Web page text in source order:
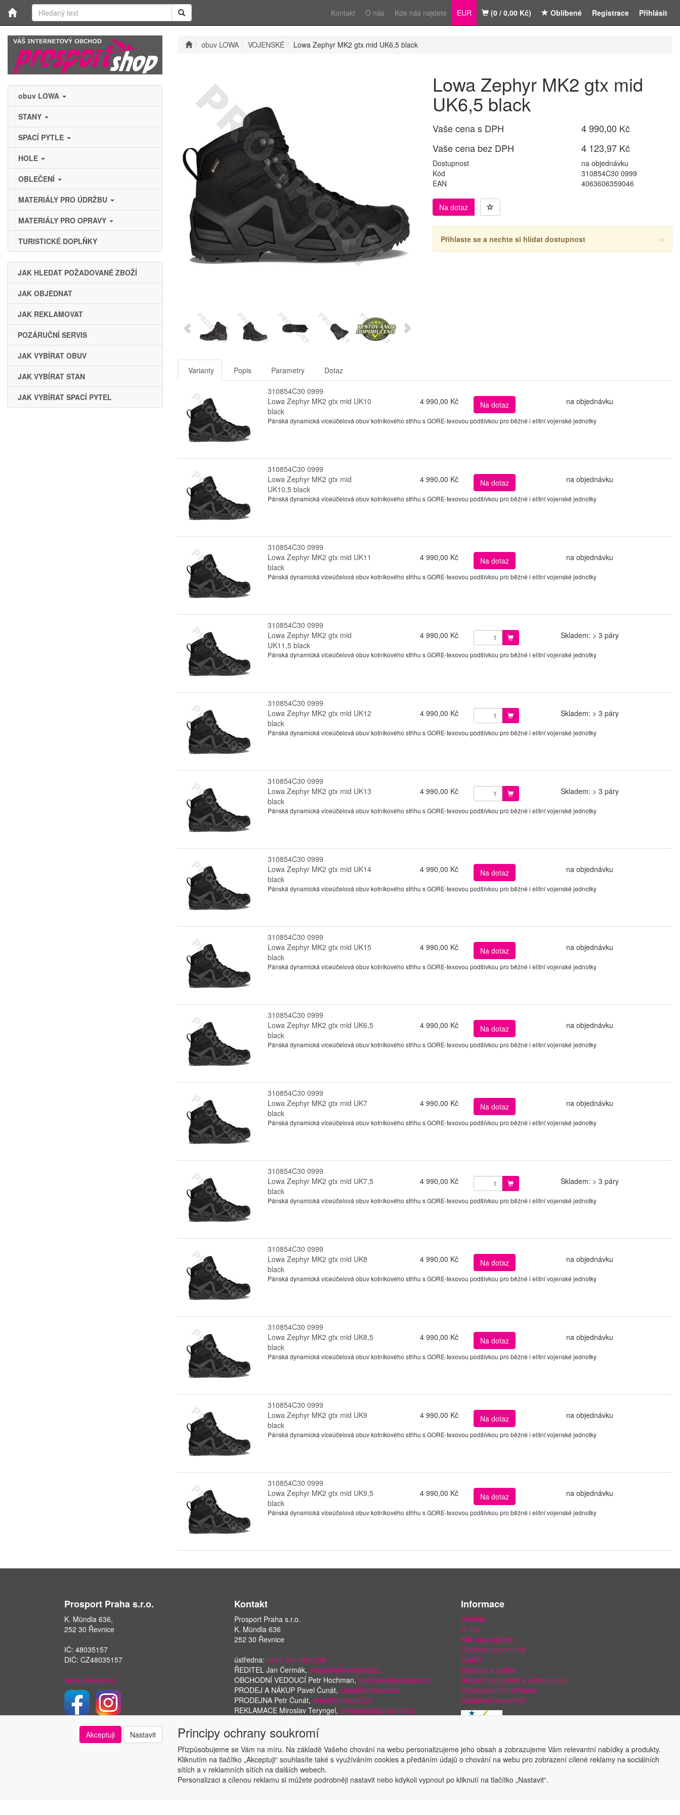
Registrace Přihlásit
Kontakt O nás Kde nás najdete EUR (0 / 0,00 Kč) Oblíbené
obuv LOWA
STANY
SPACÍ PYTLE
HOLE
OBLEČENÍ
MATERIÁLY PRO ÚDRŽBU
MATERIÁLY PRO OPRAVY
TURISTICKÉ DOPLŇKY
JAK HLEDAT POŽADOVANÉ ZBOŽÍ
JAK OBJEDNAT
JAK REKLAMOVAT
POZÁRUČNÍ SERVIS
JAK VYBÍRAT OBUV
JAK VYBÍRAT STAN
JAK VYBÍRAT SPACÍ PYTEL
obuv LOWA VOJENSKÉ Lowa Zephyr MK2 gtx mid UK6,5 black
Lowa Zephyr MK2 gtx mid
UK6,5 black
Vaše cena s DPH
4 990,00 Kč
Vaše cena bez DPH
4 123,97 Kč
Dostupnost
na objednávku
Kód
310854C30 0999
EAN
4063606359046
Na dotaz
×
Přihlaste se a nechte si hlídat dostupnost
Varianty Popis Parametry Dotaz
310854C30 0999
Lowa Zephyr MK2 gtx mid UK10
black
4 990,00 Kč Na dotaz na objednávku
Pánská dynamická víceúčelová obuv kotníkového střihu s GORE-texovou podšívkou pro běžné i elitní vojenské jednotky
310854C30 0999
Lowa Zephyr MK2 gtx mid
UK10,5 black
4 990,00 Kč Na dotaz na objednávku
Pánská dynamická víceúčelová obuv kotníkového střihu s GORE-texovou podšívkou pro běžné i elitní vojenské jednotky
310854C30 0999
Lowa Zephyr MK2 gtx mid UK11
black
4 990,00 Kč Na dotaz na objednávku
Pánská dynamická víceúčelová obuv kotníkového střihu s GORE-texovou podšívkou pro běžné i elitní vojenské jednotky
310854C30 0999
Lowa Zephyr MK2 gtx mid
UK11,5 black
4 990,00 Kč Skladem: > 3 páry
Pánská dynamická víceúčelová obuv kotníkového střihu s GORE-texovou podšívkou pro běžné i elitní vojenské jednotky
310854C30 0999
Lowa Zephyr MK2 gtx mid UK12
black
4 990,00 Kč Skladem: > 3 páry
Pánská dynamická víceúčelová obuv kotníkového střihu s GORE-texovou podšívkou pro běžné i elitní vojenské jednotky
310854C30 0999
Lowa Zephyr MK2 gtx mid UK13
black
4 990,00 Kč Skladem: > 3 páry
Pánská dynamická víceúčelová obuv kotníkového střihu s GORE-texovou podšívkou pro běžné i elitní vojenské jednotky
310854C30 0999
Lowa Zephyr MK2 gtx mid UK14
black
4 990,00 Kč Na dotaz na objednávku
Pánská dynamická víceúčelová obuv kotníkového střihu s GORE-texovou podšívkou pro běžné i elitní vojenské jednotky
310854C30 0999
Lowa Zephyr MK2 gtx mid UK15
black
4 990,00 Kč Na dotaz na objednávku
Pánská dynamická víceúčelová obuv kotníkového střihu s GORE-texovou podšívkou pro běžné i elitní vojenské jednotky
310854C30 0999
Lowa Zephyr MK2 gtx mid UK6,5
black
4 990,00 Kč Na dotaz na objednávku
Pánská dynamická víceúčelová obuv kotníkového střihu s GORE-texovou podšívkou pro běžné i elitní vojenské jednotky
310854C30 0999
Lowa Zephyr MK2 gtx mid UK7
black
4 990,00 Kč Na dotaz na objednávku
Pánská dynamická víceúčelová obuv kotníkového střihu s GORE-texovou podšívkou pro běžné i elitní vojenské jednotky
310854C30 0999
Lowa Zephyr MK2 gtx mid UK7,5
black
4 990,00 Kč Skladem: > 3 páry
Pánská dynamická víceúčelová obuv kotníkového střihu s GORE-texovou podšívkou pro běžné i elitní vojenské jednotky
310854C30 0999
Lowa Zephyr MK2 gtx mid UK8
black
4 990,00 Kč Na dotaz na objednávku
Pánská dynamická víceúčelová obuv kotníkového střihu s GORE-texovou podšívkou pro běžné i elitní vojenské jednotky
310854C30 0999
Lowa Zephyr MK2 gtx mid UK8,5
black
4 990,00 Kč Na dotaz na objednávku
Pánská dynamická víceúčelová obuv kotníkového střihu s GORE-texovou podšívkou pro běžné i elitní vojenské jednotky
310854C30 0999
Lowa Zephyr MK2 gtx mid UK9
black
4 990,00 Kč Na dotaz na objednávku
Pánská dynamická víceúčelová obuv kotníkového střihu s GORE-texovou podšívkou pro běžné i elitní vojenské jednotky
310854C30 0999
Lowa Zephyr MK2 gtx mid UK9,5
black
4 990,00 Kč Na dotaz na objednávku
Pánská dynamická víceúčelová obuv kotníkového střihu s GORE-texovou podšívkou pro běžné i elitní vojenské jednotky
Prosport Praha s.r.o.
K. Mündla 636,
252 30 Řevnice
IČ: 48035157
DIČ: CZ48035157
www.prosport.cz
Kontakt
Prosport Praha s.r.o.
K. Mündla 636
252 30 Řevnice
ústředna: +420 241 483 338
ŘEDITEL Jan Čermák, prosport@prosport.cz
OBCHODNÍ VEDOUCÍ Petr Hochman, hochman@prosport.cz
PRODEJ A NÁKUP Pavel Čunát, cunat@prosport.cz
PRODEJNA Petr Čunát, sklad@prosport.cz
REKLAMACE Miroslav Teryngel, reklamace@prosport.cz
Informace
Kontakt
O nás
Kde nás najdete
Obchodní podmínky
GDPR
Doprava a platba
Bezpečnost plateb a ochrana dat
Odstoupení od smlouvy
Nastavení soukromí
Copyright © ABRA Software a.s. 2018
Akceptuji Nastavit Principy ochrany soukromí
Přizpůsobujeme se Vám na míru. Na základě Vašeho chování na webu personalizujeme jeho obsah a zobrazujeme Vám relevantní nabídky a produkty.
Kliknutím na tlačítko „Akceptuji“ souhlasíte také s využíváním cookies a předáním údajů o chování na webu pro zobrazení cílené reklamy na sociálních
sítích a v reklamních sítích na dalších webech.
Personalizaci a cílenou reklamu si můžete podrobněji nastavit nebo kdykoli vypnout po kliknutí na tlačítko „Nastavit“.